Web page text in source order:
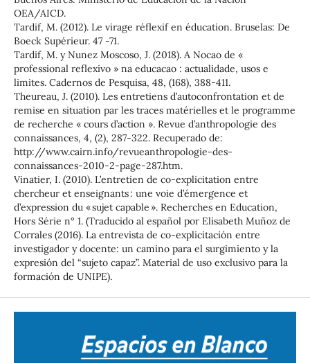
OEA/AICD.
Tardif, M. (2012). Le virage réflexif en éducation. Bruselas: De
Boeck Supérieur. 47 -71.
Tardif, M. y Nunez Moscoso, J. (2018). A Nocao de «
professional reflexivo » na educacao : actualidade, usos e
limites. Cadernos de Pesquisa, 48, (168), 388-411.
Theureau, J. (2010). Les entretiens d’autoconfrontation et de
remise en situation par les traces matérielles et le programme
de recherche « cours d’action ». Revue d’anthropologie des
connaissances, 4, (2), 287-322. Recuperado de:
http://www.cairn.info/revueanthropologie-des-
connaissances-2010-2-page-287.htm.
Vinatier, I. (2010). L’entretien de co-explicitation entre
chercheur et enseignants : une voie d’émergence et
d’expression du « sujet capable ». Recherches en Education,
Hors Série n° 1. (Traducido al español por Elisabeth Muñoz de
Corrales (2016). La entrevista de co-explicitación entre
investigador y docente: un camino para el surgimiento y la
expresión del “sujeto capaz”. Material de uso exclusivo para la
formación de UNIPE).